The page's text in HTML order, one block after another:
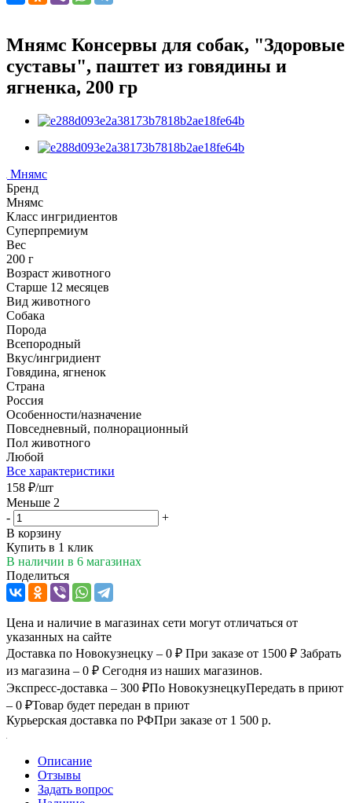
Мнямс Консервы для собак, "Здоровые
суставы", паштет из говядины и
ягненка, 200 гр
Мнямс
Бренд
Мнямс
Класс ингридиентов
Суперпремиум
Вес
200 г
Возраст животного
Старше 12 месяцев
Вид животного
Собака
Порода
Всепородный
Вкус/ингридиент
Говядина, ягненок
Страна
Россия
Особенности/назначение
Повседневный, полнорационный
Пол животного
Любой
Все характеристики
158 ₽/шт
Меньше 2
-
+
В корзину
Купить в 1 клик
В наличии в 6 магазинах
Поделиться
Цена и наличие в магазинах сети могут отличаться от
указанных на сайте
Доставка по Новокузнецку – 0 ₽ При заказе от 1500 ₽ Забрать
из магазина – 0 ₽ Сегодня из наших магазинов.
Экспресс-доставка – 300 ₽По НовокузнецкуПередать в приют
– 0 ₽Товар будет передан в приют
Курьерская доставка по РФПри заказе от 1 500 р.
Описание
Отзывы
Задать вопрос